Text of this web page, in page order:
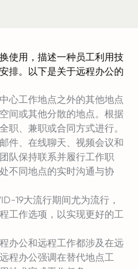
使用，描述一种员工利用技
排。以下是关于远程办公的
心工作地点之外的其他地点
间或其他分散的地点。根据
职、兼职或合同方式进行。
件、在线聊天、视频会议和
队保持联系并履行工作职
不同地点的实时沟通与协
19大流行期间尤为流行，
工作选项，以实现更好的工
办公和远程工作都涉及在远
程办公强调在替代地点工